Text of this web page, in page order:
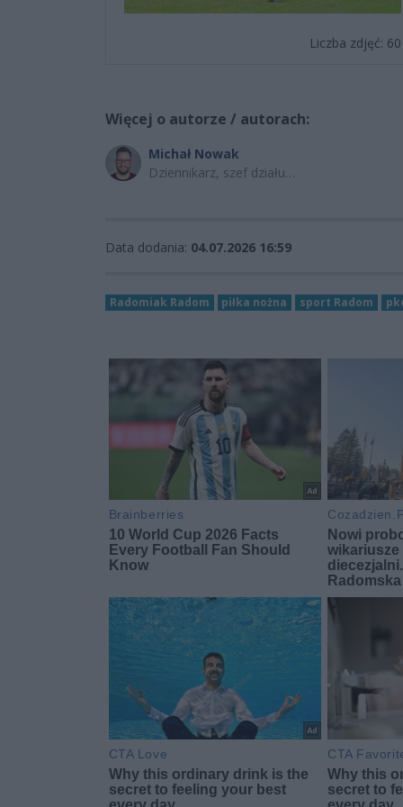
Liczba zdjęć: 60
Więcej o autorze / autorach:
Michał Nowak
Dziennikarz, szef działu
Data dodania: 04.07.2026 16:59
Radomiak Radom piłka nożna sport Radom